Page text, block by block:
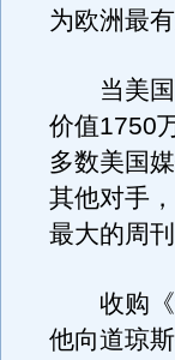
为欧洲最
当美国
价值1750
多数美国
其他对手
最大的周
收购《
他向道琼